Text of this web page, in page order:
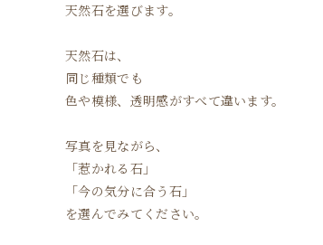
天然石を選びます。
天然石は、
同じ種類でも
色や模様、透明感がすべて違います。
写真を見ながら、
「惹かれる石」
「今の気分に合う石」
を選んでみてください。